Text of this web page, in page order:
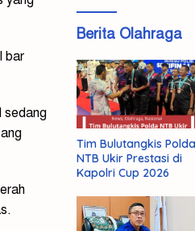
bar
sedang
Berita Olahraga
Tim Bulutangkis Polda
NTB Ukir Prestasi di
Kapolri Cup 2026